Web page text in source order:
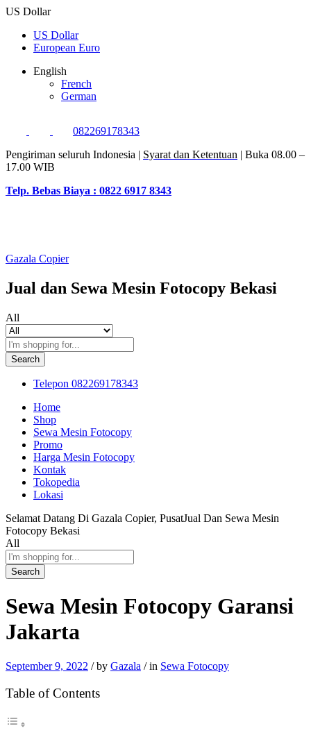
US Dollar
US Dollar
European Euro
English
French
German
082269178343
Pengiriman seluruh Indonesia | Syarat dan Ketentuan | Buka 08.00 –
17.00 WIB
Telp. Bebas Biaya : 0822 6917 8343
Gazala Copier
Jual dan Sewa Mesin Fotocopy Bekasi
All
Search
Telepon 082269178343
Home
Shop
Sewa Mesin Fotocopy
Promo
Harga Mesin Fotocopy
Kontak
Tokopedia
Lokasi
Selamat Datang Di Gazala Copier, PusatJual Dan Sewa Mesin
Fotocopy Bekasi
All
Search
Sewa Mesin Fotocopy Garansi
Jakarta
September 9, 2022 /by Gazala /in Sewa Fotocopy
Table of Contents